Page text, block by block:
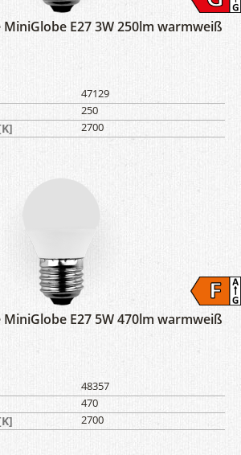
MiniGlobe E27 3W 250lm warmweiß
47129
250
2700
MiniGlobe E27 5W 470lm warmweiß
48357
470
2700